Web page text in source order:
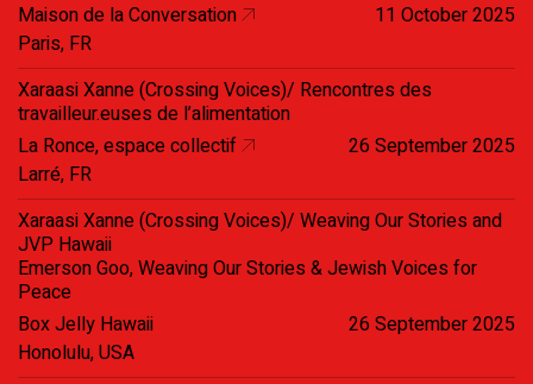
Maison de la Conversation
Paris, FR
11 October 2025
Xaraasi Xanne (Crossing Voices)/ Rencontres des
travailleur.euses de l’alimentation
La Ronce, espace collectif
Larré, FR
26 September 2025
Xaraasi Xanne (Crossing Voices)/ Weaving Our Stories and
JVP Hawaii
Emerson Goo, Weaving Our Stories & Jewish Voices for
Peace
Box Jelly Hawaii
Honolulu, USA
26 September 2025